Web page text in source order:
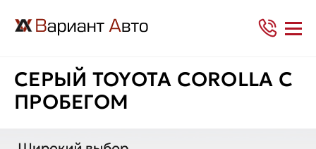
СЕРЫЙ TOYOTA COROLLA С
ПРОБЕГОМ